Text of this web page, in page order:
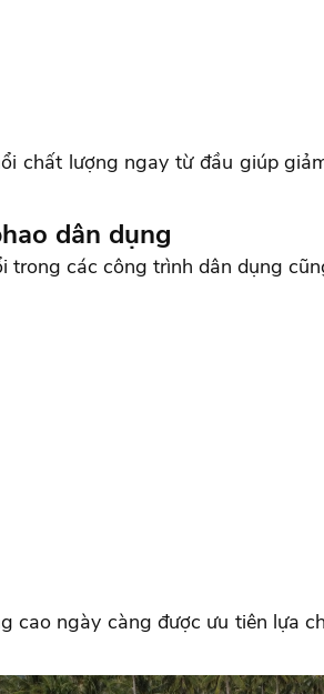
chất lượng ngay từ đầu giúp
dân dụng
trong các công trình dân dụng
ngày càng được ưu tiên lựa